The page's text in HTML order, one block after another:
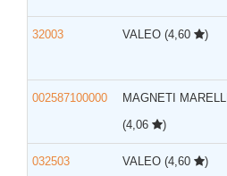
32003 VALEO (4,60 )
002587100000
MAGNETI MARELLI
(4,06
)
032503 VALEO (4,60 )